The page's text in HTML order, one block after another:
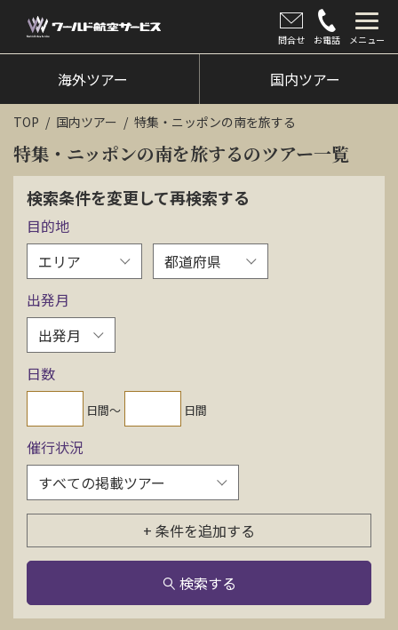
問合せ お電話 メニュー
海外ツアー
国内ツアー
クルーズツアー
ツアー催行状況
旅のひろば
イベント
新着情報
会社情報
お問い合わせ
資料請求
電話にてお問い合わせ
検索
海外ツアー 国内ツアー
TOP 国内ツアー 特集・ニッポンの南を旅する
特集・ニッポンの南を旅するのツアー一覧
検索条件を変更して再検索する
目的地
出発月
日数
日間〜 日間
催行状況
+ 条件を追加する
検索する